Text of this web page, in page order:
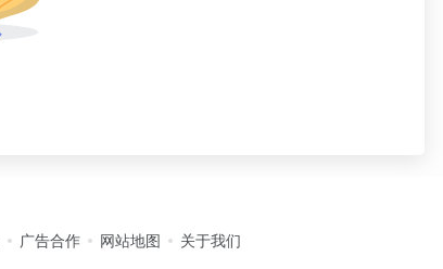
广告合作 网站地图 关于我们